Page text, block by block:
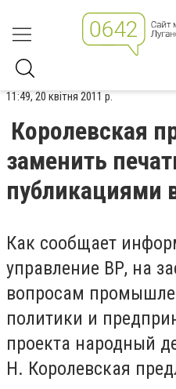
11:49, 20 квітня 2011 р.
Королевская
заменить
публикациями
Как сообщает
управление ВР, на
вопросам
политики и
проекта народный
Н. Королевская